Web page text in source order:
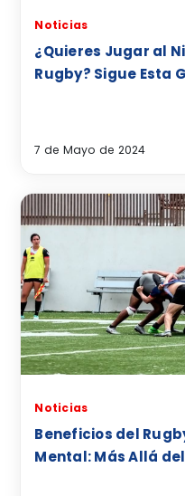
Noticias
¿Quieres Jugar al
Rugby? Sigue Esta
7 de Mayo de 2024
Noticias
Beneficios del
Mental: Más Allá